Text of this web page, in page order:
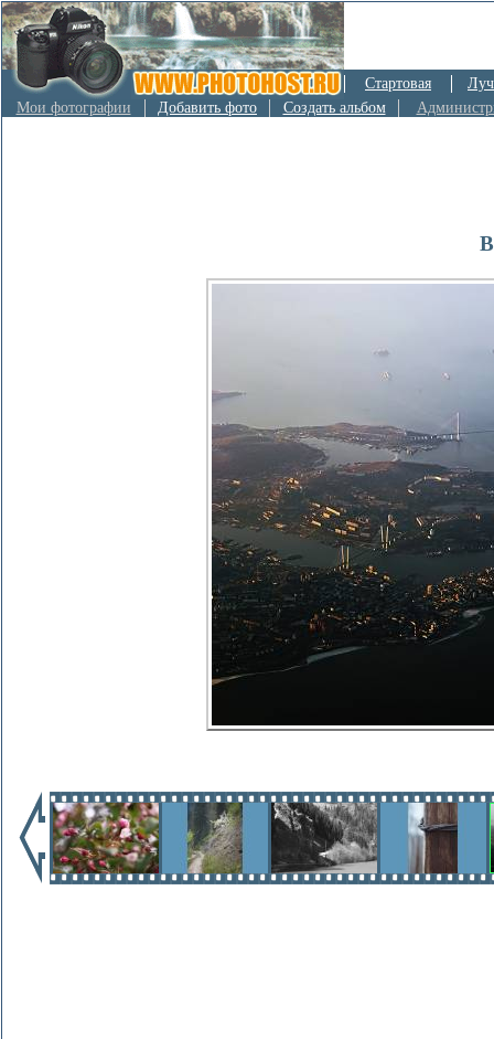
Стартовая
Мои фотографии
Добавить фото Создать альбом